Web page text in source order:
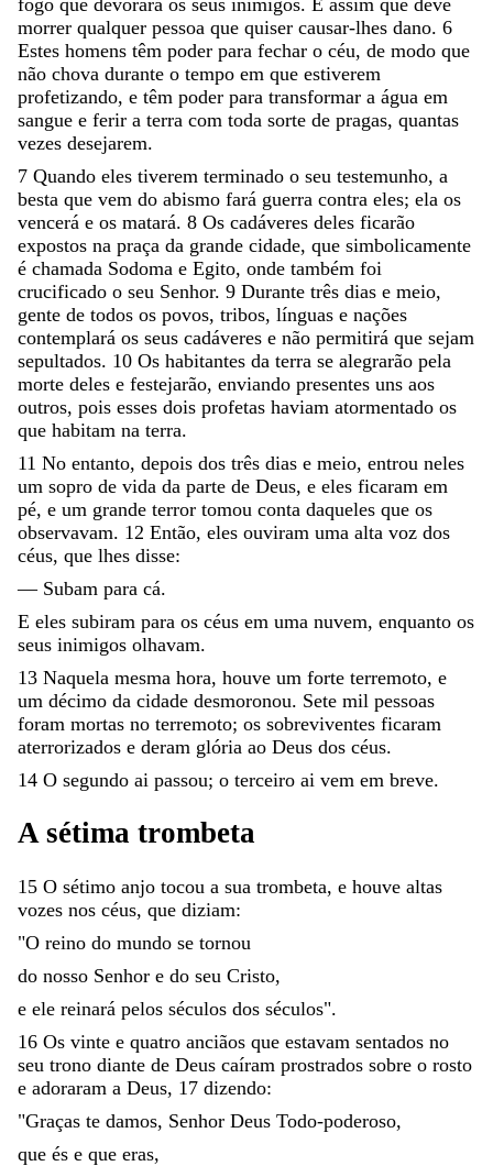
morrer qualquer pessoa que quiser causar-lhes dano. 6
Estes homens têm poder para fechar o céu, de modo que
não chova durante o tempo em que estiverem
profetizando, e têm poder para transformar a água em
sangue e ferir a terra com toda sorte de pragas, quantas
vezes desejarem.
7 Quando eles tiverem terminado o seu testemunho, a
besta que vem do abismo fará guerra contra eles; ela os
vencerá e os matará. 8 Os cadáveres deles ficarão
expostos na praça da grande cidade, que simbolicamente
é chamada Sodoma e Egito, onde também foi
crucificado o seu Senhor. 9 Durante três dias e meio,
gente de todos os povos, tribos, línguas e nações
contemplará os seus cadáveres e não permitirá que sejam
sepultados. 10 Os habitantes da terra se alegrarão pela
morte deles e festejarão, enviando presentes uns aos
outros, pois esses dois profetas haviam atormentado os
que habitam na terra.
11 No entanto, depois dos três dias e meio, entrou neles
um sopro de vida da parte de Deus, e eles ficaram em
pé, e um grande terror tomou conta daqueles que os
observavam. 12 Então, eles ouviram uma alta voz dos
céus, que lhes disse:
— Subam para cá.
E eles subiram para os céus em uma nuvem, enquanto os
seus inimigos olhavam.
13 Naquela mesma hora, houve um forte terremoto, e
um décimo da cidade desmoronou. Sete mil pessoas
foram mortas no terremoto; os sobreviventes ficaram
aterrorizados e deram glória ao Deus dos céus.
14 O segundo ai passou; o terceiro ai vem em breve.
A sétima trombeta
15 O sétimo anjo tocou a sua trombeta, e houve altas
vozes nos céus, que diziam:
"O reino do mundo se tornou
do nosso Senhor e do seu Cristo,
e ele reinará pelos séculos dos séculos".
16 Os vinte e quatro anciãos que estavam sentados no
seu trono diante de Deus caíram prostrados sobre o rosto
e adoraram a Deus, 17 dizendo:
"Graças te damos, Senhor Deus Todo-poderoso,
que és e que eras,